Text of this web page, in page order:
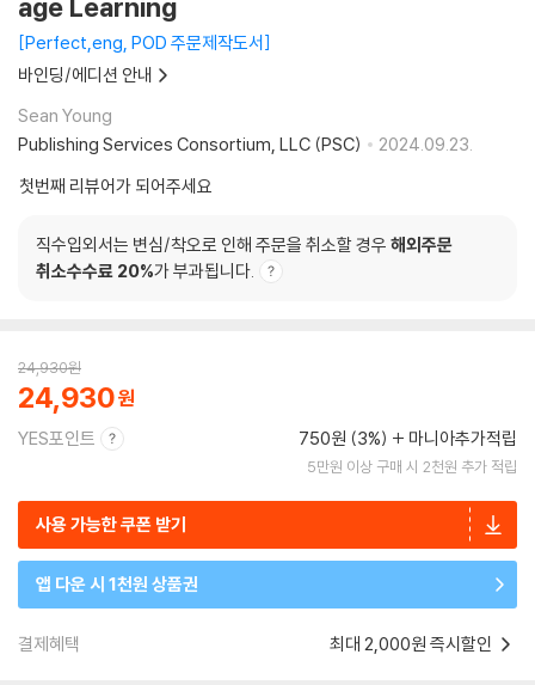
age Learning
Perfect,eng, POD 주문제작도서
바인딩/에디션 안내
Sean Young
Publishing Services Consortium, LLC (PSC)
2024.09.23.
첫번째 리뷰어가 되어주세요
직수입외서는 변심/착오로 인해 주문을 취소할 경우 해외주문
취소수수료 20%가 부과됩니다.
24,930원
24,930
YES포인트 750원 (3%) 마니아추가적립
5만원 이상 구매 시 2천원 추가 적립
사용 가능한 쿠폰 받기
앱 다운 시 1천원 상품권
결제혜택 최대 2,000원 즉시할인